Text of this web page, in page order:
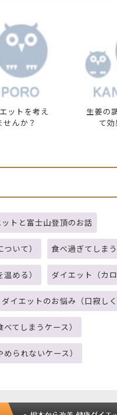
ットを考え
せんか？
生姜の
て効
トと富士山登頂のお話
いて） 食べ過ぎてしま
める） ダイエット（カ
ダイエットのお悩み（口寂し
てしまうケース）
られないケース）